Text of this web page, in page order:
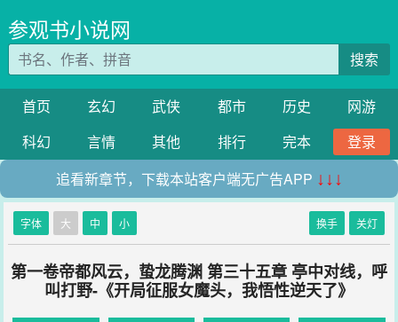
参观书小说网
搜索
首页 玄幻 武侠 都市 历史
网游
科幻
言情 其他 排行 完本
登录
追看新章节，下载本站客户端无广告APP ↓↓↓
字体 大 中 小 换手 关灯
第一卷帝都风云，蛰龙腾渊 第三十五章 亭中对线，呼
叫打野-《开局征服女魔头，我悟性逆天了》